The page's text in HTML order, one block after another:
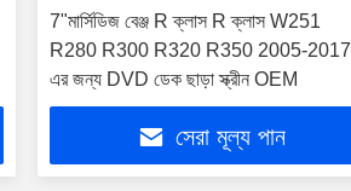
7"মার্সিডিজ বেঞ্জ R ক্লাস R ক্লাস W251
R280 R300 R320 R350 2005-2017
এর জন্য DVD ডেক ছাড়া স্ক্রীন OEM
সেরা মূল্য পান